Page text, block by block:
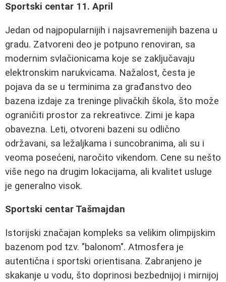
Sportski centar 11. April
Jedan od najpopularnijih i najsavremenijih bazena u
gradu. Zatvoreni deo je potpuno renoviran, sa
modernim svlačionicama koje se zaključavaju
elektronskim narukvicama. Nažalost, česta je
pojava da se u terminima za građanstvo deo
bazena izdaje za treninge plivačkih škola, što može
ograničiti prostor za rekreativce. Zimi je kapa
obavezna. Leti, otvoreni bazeni su odlično
održavani, sa ležaljkama i suncobranima, ali su i
veoma posećeni, naročito vikendom. Cene su nešto
više nego na drugim lokacijama, ali kvalitet usluge
je generalno visok.
Sportski centar Tašmajdan
Istorijski značajan kompleks sa velikim olimpijskim
bazenom pod tzv. "balonom". Atmosfera je
autentična i sportski orientisana. Zabranjeno je
skakanje u vodu, što doprinosi bezbednijoj i mirnijoj